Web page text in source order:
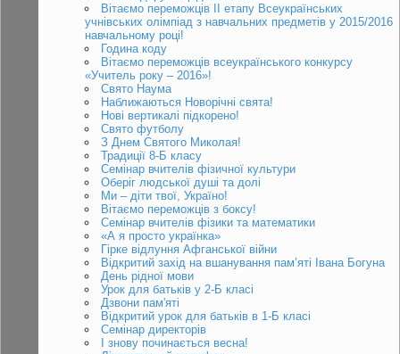
Вітаємо переможців ІІ етапу Всеукраїнських
учнівських олімпіад з навчальних предметів у 2015/2016
навчальному році!
Година коду
Вітаємо переможців всеукраїнського конкурсу
«Учитель року – 2016»!
Свято Наума
Наближаються Новорічні свята!
Нові вертикалі підкорено!
Свято футболу
З Днем Святого Миколая!
Традиції 8-Б класу
Семінар вчителів фізичної культури
Оберіг людської душі та долі
Ми – діти твої, Україно!
Вітаємо переможців з боксу!
Семінар вчителів фізики та математики
«А я просто українка»
Гірке відлуння Афганської війни
Відкритий захід на вшанування пам’яті Івана Богуна
День рідної мови
Урок для батьків у 2-Б класі
Дзвони пам'яті
Відкритий урок для батьків в 1-Б класі
Семінар директорів
І знову починається весна!